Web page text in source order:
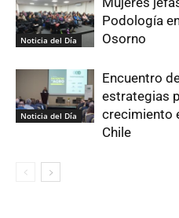
Noticia del Día
Podología
Osorno
Noticia del Día
Encuentro
estrategias
crecimiento
Chile